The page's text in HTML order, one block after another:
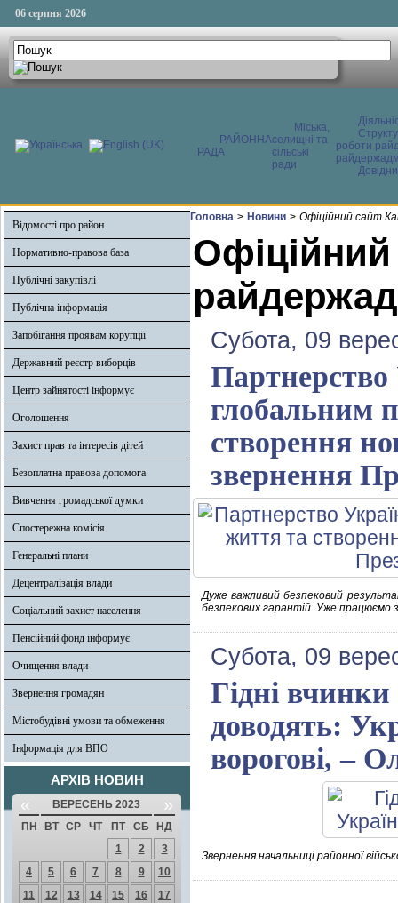
06 серпня 2026
РАЙОННА
РАДА
Міська,
селищні та
сільські
ради
роботи
Відомості про район
Нормативно-правова база
Публічні закупівлі
Публічна інформація
Запобігання проявам корупції
Державний реєстр виборців
Центр зайнятості інформує
Оголошення
Захист прав та інтересів дітей
Безоплатна правова допомога
Вивчення громадської думки
Спостережна комісія
Генеральні плани
Децентралізація влади
Соціальний захист населення
Пенсійний фонд інформує
Очищення влади
Звернення громадян
Містобудівні умови та обмеження
Інформація для ВПО
АРХІВ НОВИН
« ВЕРЕСЕНЬ 2023 »
ПН ВТ СР ЧТ ПТ СБ
НД
1
2
3
4
5 6 7 8 9
10
11
12 13 14 15 16
17
Головна > Новини > Офіційний сайт
Субота, 09
Партнерство
глобальним
створення
звернення
Дуже важливий безпековий
безпекових гарантій. Уже
Субота, 09
Гідні вчинки
доводять:
ворогові, –
Звернення начальниці районної